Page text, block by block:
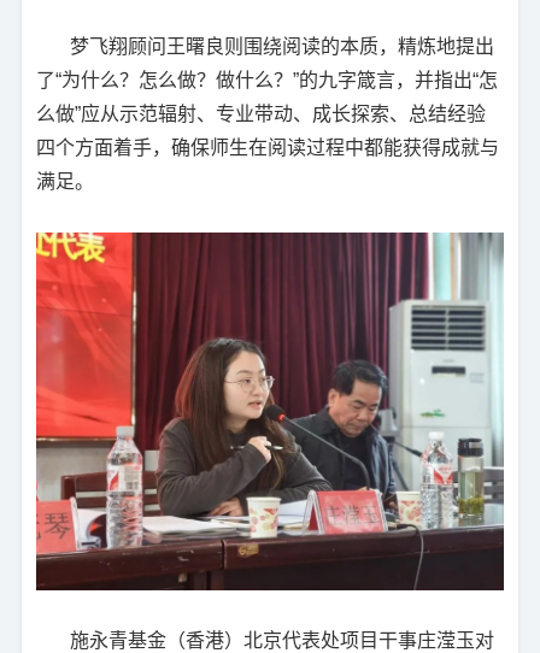
梦飞翔顾问王曙良则围绕阅读的本质，精炼地提出
了“为什么？怎么做？做什么？”的九字箴言，并指出“怎
么做”应从示范辐射、专业带动、成长探索、总结经验
四个方面着手，确保师生在阅读过程中都能获得成就与
满足。
施永青基金（香港）北京代表处项目干事庄滢玉对